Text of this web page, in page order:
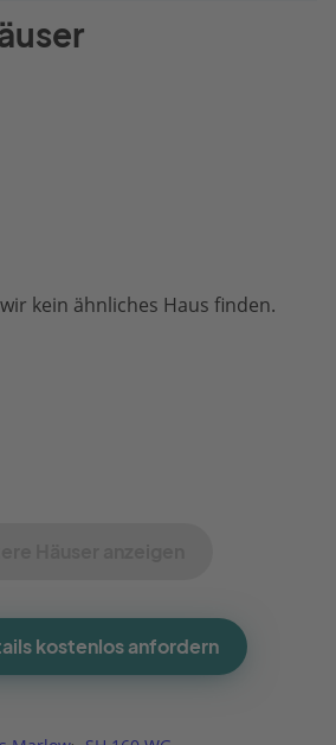
kein ähnliches Haus finden.
kostenlos anfordern